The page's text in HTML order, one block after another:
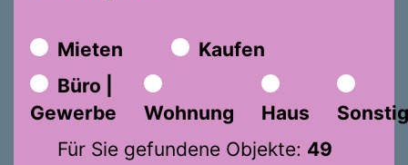
Mieten
Kaufen
Büro |
Gewerbe
Wohnung Haus
Für Sie gefundene Objekte: 49